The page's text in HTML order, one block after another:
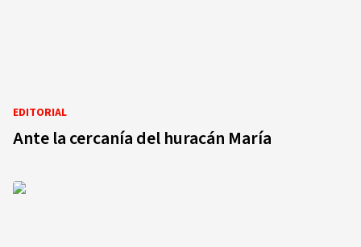
EDITORIAL
Ante la cercanía del huracán María